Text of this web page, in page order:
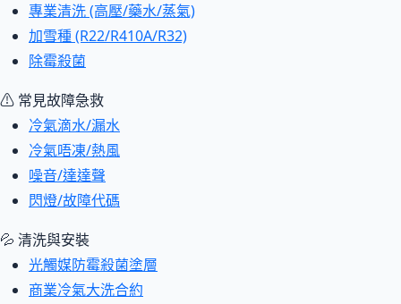
專業清洗 (高壓/藥水/蒸氣)
加雪種 (R22/R410A/R32)
除霉殺菌
⚠ 常見故障急救
冷氣滴水/漏水
冷氣唔凍/熱風
噪音/達達聲
閃燈/故障代碼
💦 清洗與安裝
光觸媒防霉殺菌塗層
商業冷氣大洗合約